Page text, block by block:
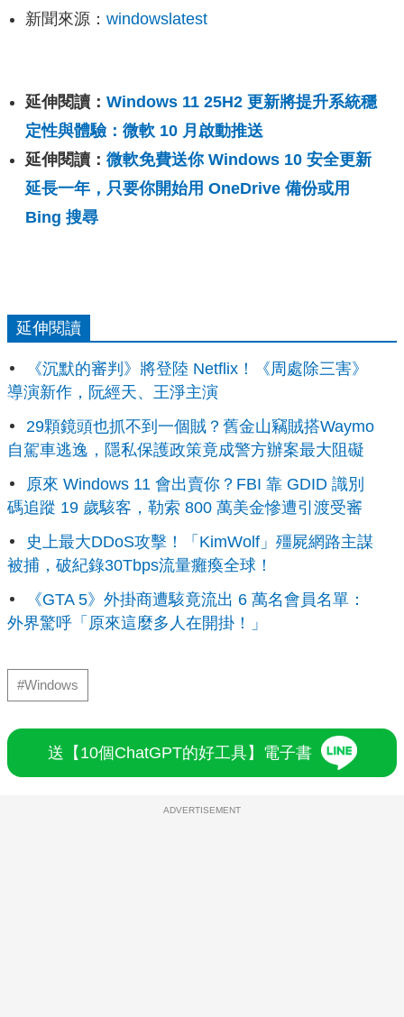
新聞來源： windowslatest
延伸閱讀： Windows 11 25H2 更新將提升系統穩
定性與體驗：微軟 10 月啟動推送
延伸閱讀： 微軟免費送你 Windows 10 安全更新
延長一年，只要你開始用 OneDrive 備份或用
Bing 搜尋
延伸閱讀
《沉默的審判》將登陸 Netflix！《周處除三害》
導演新作，阮經天、王淨主演
29顆鏡頭也抓不到一個賊？舊金山竊賊搭Waymo
自駕車逃逸，隱私保護政策竟成警方辦案最大阻礙
原來 Windows 11 會出賣你？FBI 靠 GDID 識別
碼追蹤 19 歲駭客，勒索 800 萬美金慘遭引渡受審
史上最大DDoS攻擊！「KimWolf」殭屍網路主謀
被捕，破紀錄30Tbps流量癱瘓全球！
《GTA 5》外掛商遭駭竟流出 6 萬名會員名單：
外界驚呼「原來這麼多人在開掛！」
#Windows
送【10個ChatGPT的好工具】電子書
ADVERTISEMENT